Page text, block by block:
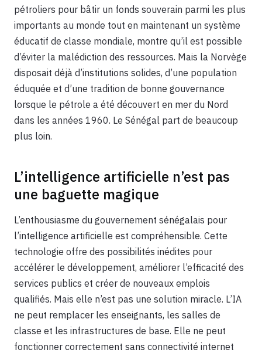
pétroliers pour bâtir un fonds souverain parmi les plus
importants au monde tout en maintenant un système
éducatif de classe mondiale, montre qu’il est possible
d’éviter la malédiction des ressources. Mais la Norvège
disposait déjà d’institutions solides, d’une population
éduquée et d’une tradition de bonne gouvernance
lorsque le pétrole a été découvert en mer du Nord
dans les années 1960. Le Sénégal part de beaucoup
plus loin.
L’intelligence artificielle n’est pas
une baguette magique
L’enthousiasme du gouvernement sénégalais pour
l’intelligence artificielle est compréhensible. Cette
technologie offre des possibilités inédites pour
accélérer le développement, améliorer l’efficacité des
services publics et créer de nouveaux emplois
qualifiés. Mais elle n’est pas une solution miracle. L’IA
ne peut remplacer les enseignants, les salles de
classe et les infrastructures de base. Elle ne peut
fonctionner correctement sans connectivité internet